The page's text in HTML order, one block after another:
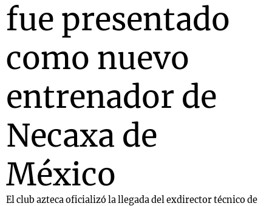
fue presentado
como nuevo
entrenador de
Necaxa de
México
El club azteca oficializó la llegada del exdirector técnico de